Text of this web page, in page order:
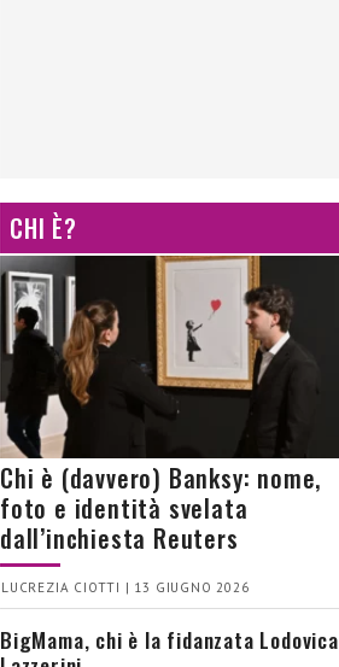
CHI È?
Chi è (davvero) Banksy: nome,
foto e identità svelata
dall’inchiesta Reuters
LUCREZIA CIOTTI | 13 GIUGNO 2026
BigMama, chi è la fidanzata Lodovica